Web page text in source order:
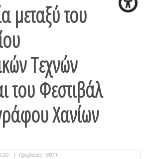
μεταξύ του
Τεχνών
του Φεστιβάλ
Χανίων
| Προβολές: 9971